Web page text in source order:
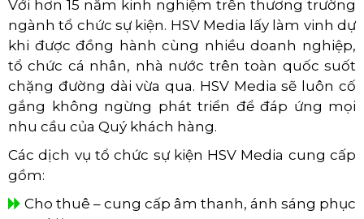
Với hơn 15 năm kinh nghiệm trên thương trường
ngành tổ chức sự kiện. HSV Media lấy làm vinh dự
khi được đồng hành cùng nhiều doanh nghiệp,
tổ chức cá nhân, nhà nước trên toàn quốc suốt
chặng đường dài vừa qua. HSV Media sẽ luôn cố
gắng không ngừng phát triển để đáp ứng mọi
nhu cầu của Quý khách hàng.
Các dịch vụ tổ chức sự kiện HSV Media cung cấp
gồm:
Cho thuê – cung cấp âm thanh, ánh sáng phục